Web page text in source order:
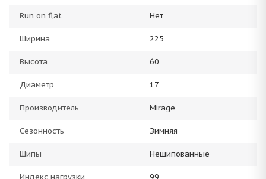
Run on flat Нет
Ширина 225
Высота 60
Диаметр 17
Производитель Mirage
Сезонность Зимняя
Шипы Нешипованные
Индекс нагрузки 99